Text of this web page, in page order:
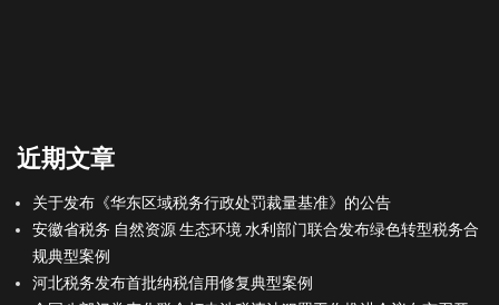
近期文章
关于发布《华东区域税务行政处罚裁量基准》的公告
安徽省税务 自然资源 生态环境 水利部门联合发布绿色转型税务合
规典型案例
河北税务发布首批纳税信用修复典型案例